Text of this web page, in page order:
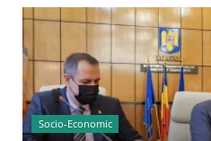
Socio-Economic